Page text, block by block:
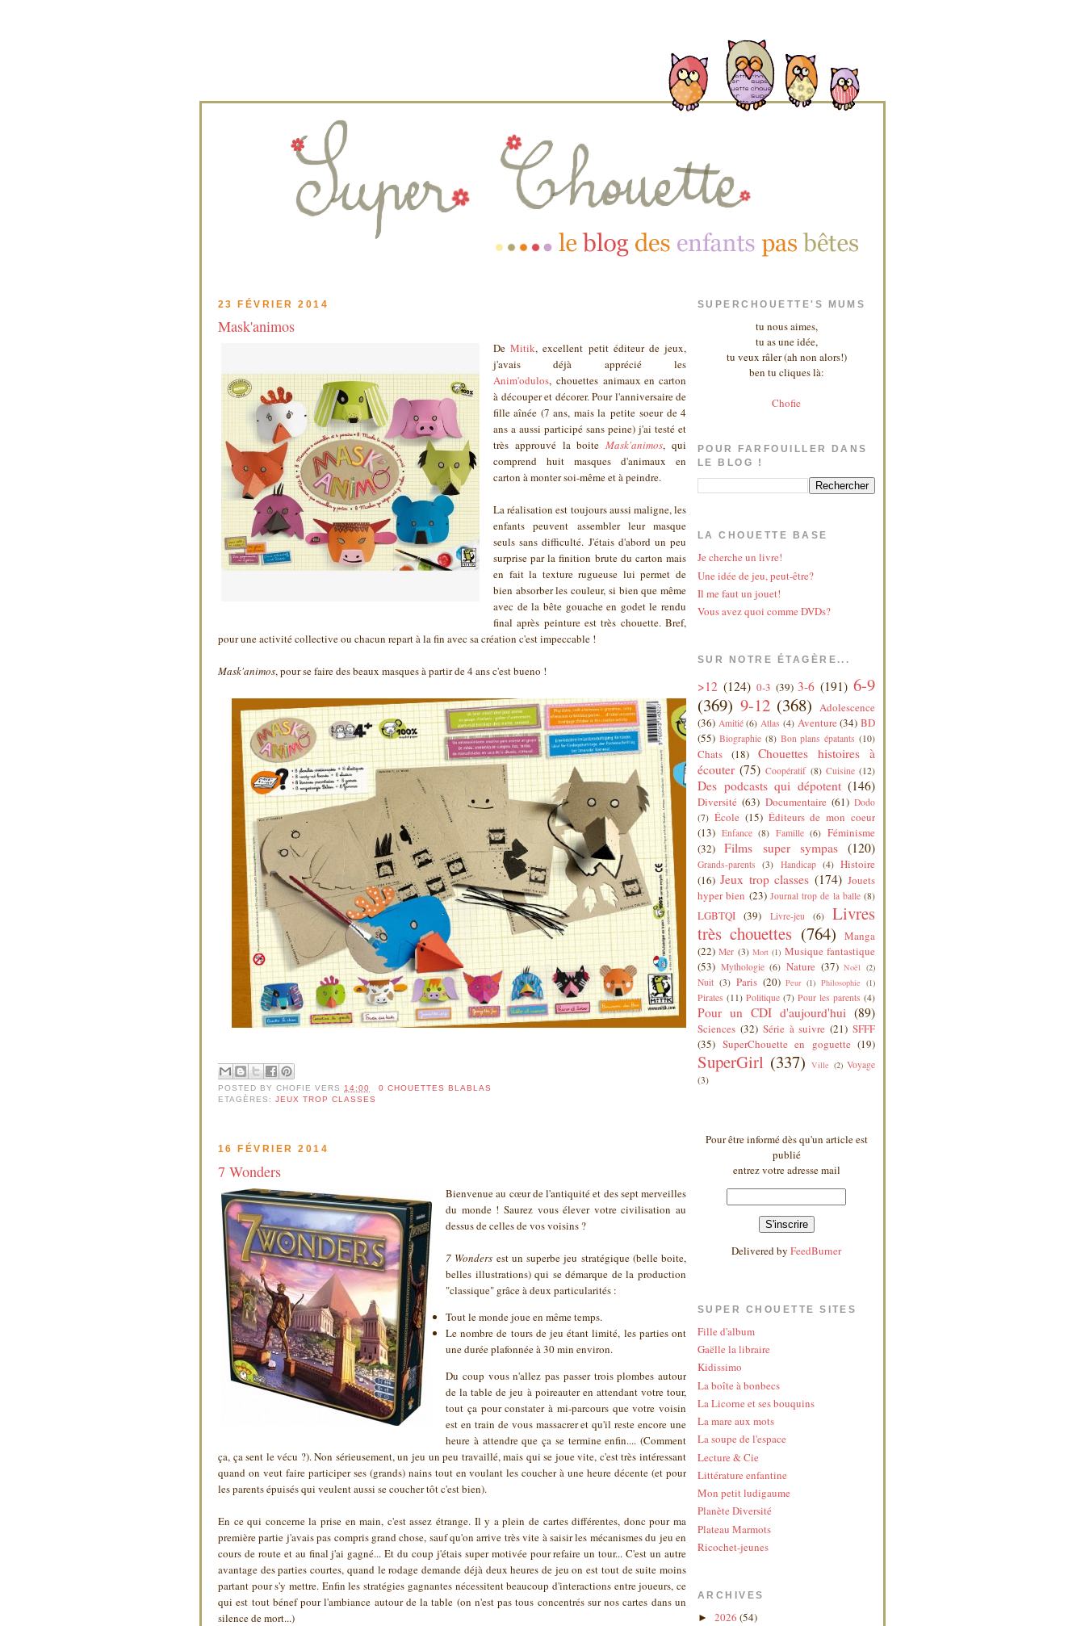
23 FÉVRIER 2014
Mask'animos
DeMitik, excellent petit éditeur de jeux,
j'avais déjà apprécié les
Anim'odulos, chouettes animaux en carton
à découper et décorer. Pour l'anniversaire de
fille aînée (7 ans, mais la petite soeur de 4
ans a aussi participé sans peine) j'ai testé et
très approuvé la boiteMask'animos, qui
comprend huit masques d'animaux en
carton à monter soi-même et à peindre.
La réalisation est toujours aussi maligne, les
enfants peuvent assembler leur masque
seuls sans difficulté. J'étais d'abord un peu
surprise par la finition brute du carton mais
en fait la texture rugueuse lui permet de
bien absorber les couleur, si bien que même
avec de la bête gouache en godet le rendu
final après peinture est très chouette. Bref,
pour une activité collective ou chacun repart à la fin avec sa création c'est impeccable !
Mask'animos, pour se faire des beaux masques à partir de 4 ans c'est bueno !
POSTED BYCHOFIE VERS 14:00
0 CHOUETTES BLABLAS
ETAGÈRES:JEUX TROP CLASSES
16 FÉVRIER 2014
7 Wonders
Bienvenue au cœur de l'antiquité et des sept merveilles
du monde ! Saurez vous élever votre civilisation au
dessus de celles de vos voisins ?
7 Wonders est un superbe jeu stratégique (belle boite,
belles illustrations) qui se démarque de la production
"classique" grâce à deux particularités :
Tout le monde joue en même temps.
Le nombre de tours de jeu étant limité, les parties ont
une durée plafonnée à 30 min environ.
Du coup vous n'allez pas passer trois plombes autour
de la table de jeu à poireauter en attendant votre tour,
tout ça pour constater à mi-parcours que votre voisin
est en train de vous massacrer et qu'il reste encore une
heure à attendre que ça se termine enfin.... (Comment
ça, ça sent le vécu ?). Non sérieusement, un jeu un peu travaillé, mais qui se joue vite, c'est très intéressant
quand on veut faire participer ses (grands) nains tout en voulant les coucher à une heure décente (et pour
les parents épuisés qui veulent aussi se coucher tôt c'est bien).
En ce qui concerne la prise en main, c'est assez étrange. Il y a plein de cartes différentes, donc pour ma
première partie j'avais pas compris grand chose, sauf qu'on arrive très vite à saisir les mécanismes du jeu en
cours de route et au final j'ai gagné... Et du coup j'étais super motivée pour refaire un tour... C'est un autre
avantage des parties courtes, quand le rodage demande déjà deux heures de jeu on est tout de suite moins
partant pour s'y mettre. Enfin les stratégies gagnantes nécessitent beaucoup d'interactions entre joueurs, ce
qui est tout bénef pour l'ambiance autour de la table (on n'est pas tous concentrés sur nos cartes dans un
silence de mort...)
SUPERCHOUETTE'S MUMS
tu nous aimes,
tu as une idée,
tu veux râler (ah non alors!)
ben tu cliques là:
Chofie
POUR FARFOUILLER DANS
LE BLOG !
LA CHOUETTE BASE
Je cherche un livre!
Une idée de jeu, peut-être?
Il me faut un jouet!
Vous avez quoi comme DVDs?
SUR NOTRE ÉTAGÈRE...
>12 (124) 0-3 (39) 3-6 (191) 6-9
(369) 9-12 (368)
Adolescence
(36) Amitié (6) Atlas (4) Aventure (34) BD
(55) Biographie (8) Bon plans épatants (10)
Chats (18)
Chouettes histoires à
écouter (75) Coopératif (8) Cuisine (12)
Des podcasts qui dépotent (146)
Diversité (63) Documentaire (61) Dodo
(7) École (15) Éditeurs de mon coeur
(13) Enfance (8) Famille (6) Féminisme
(32)
Films super sympas (120)
Grands-parents (3) Handicap (4) Histoire
(16) Jeux trop classes (174) Jouets
hyper bien (23) Journal trop de la balle (8)
LGBTQI (39) Livre-jeu (6)
Livres
très chouettes (764)
Manga
(22) Mer (3) Mort (1) Musique fantastique
(53) Mythologie (6) Nature (37) Noël (2)
Nuit (3) Paris (20) Peur (1) Philosophie (1)
Pirates (11) Politique (7) Pour les parents (4)
Pour un CDI d'aujourd'hui (89)
Sciences (32) Série à suivre (21) SFFF
(35) SuperChouette en goguette (19)
SuperGirl (337) Ville (2) Voyage
(3)
Pour être informé dès qu'un article est
publié
entrez votre adresse mail
Delivered by FeedBurner
SUPER CHOUETTE SITES
Fille d'album
Gaëlle la libraire
Kidissimo
La boîte à bonbecs
La Licorne et ses bouquins
La mare aux mots
La soupe de l'espace
Lecture & Cie
Littérature enfantine
Mon petit ludigaume
Planète Diversité
Plateau Marmots
Ricochet-jeunes
ARCHIVES
► 2026 (54)